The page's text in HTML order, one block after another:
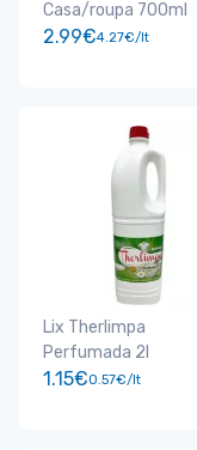
Casa/roupa 700ml
2.99€4.27€/lt
Lix Therlimpa
Perfumada 2l
1.15€0.57€/lt